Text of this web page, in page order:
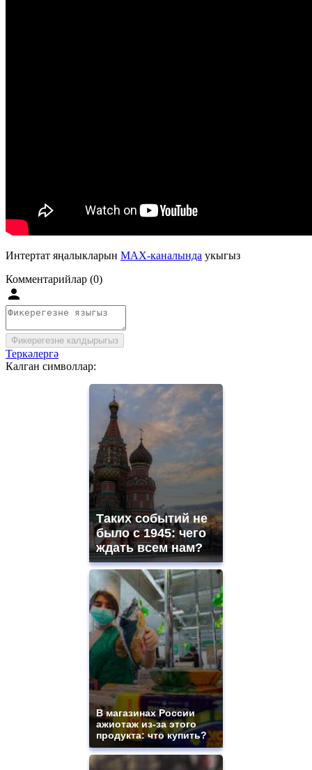
Интертат яңалыкларын MAX-каналында укыгыз
Комментарийлар (0)
Фикерегезне калдырыгыз
Теркәлергә
Калган символлар:
Таких событий не
было с 1945: чего
ждать всем нам?
В магазинах России
ажиотаж из-за этого
продукта: что купить?